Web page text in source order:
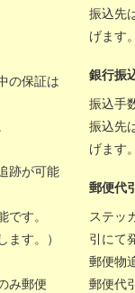
の保証は
跡が可能
です。
ます。）
み郵便
振込先
げます
銀行振
振込手
振込先
げます
郵便代
ステッ
引にて
郵便物
郵便代